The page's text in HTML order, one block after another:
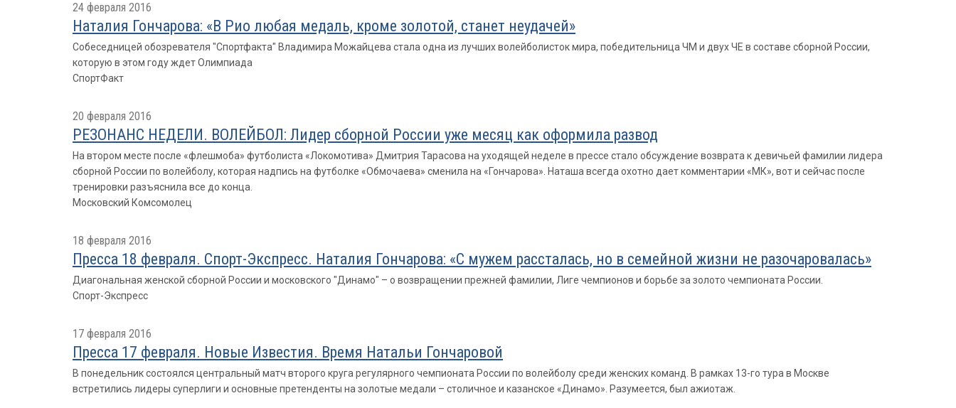
24 февраля 2016
Наталия Гончарова: «В Рио любая медаль, кроме золотой, станет неудачей»
Собеседницей обозревателя "Спортфакта" Владимира Можайцева стала одна из лучших волейболисток мира, победительница ЧМ и двух ЧЕ в составе сборной России,
которую в этом году ждет Олимпиада
СпортФакт
20 февраля 2016
РЕЗОНАНС НЕДЕЛИ. ВОЛЕЙБОЛ: Лидер сборной России уже месяц как оформила развод
На втором месте после «флешмоба» футболиста «Локомотива» Дмитрия Тарасова на уходящей неделе в прессе стало обсуждение возврата к девичьей фамилии лидера
сборной России по волейболу, которая надпись на футболке «Обмочаева» сменила на «Гончарова». Наташа всегда охотно дает комментарии «МК», вот и сейчас после
тренировки разъяснила все до конца.
Московский Комсомолец
18 февраля 2016
Пресса 18 февраля. Спорт-Экспресс. Наталия Гончарова: «С мужем рассталась, но в семейной жизни не разочаровалась»
Диагональная женской сборной России и московского "Динамо" – о возвращении прежней фамилии, Лиге чемпионов и борьбе за золото чемпионата России.
Спорт-Экспресс
17 февраля 2016
Пресса 17 февраля. Новые Известия. Время Натальи Гончаровой
В понедельник состоялся центральный матч второго круга регулярного чемпионата России по волейболу среди женских команд. В рамках 13-го тура в Москве
встретились лидеры суперлиги и основные претенденты на золотые медали – столичное и казанское «Динамо». Разумеется, был ажиотаж.